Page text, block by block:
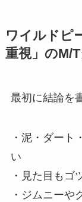
ワイルドピ
重視」のM/
最初に結論を
・泥・ダート
い
・見た目もゴ
・ジムニーや